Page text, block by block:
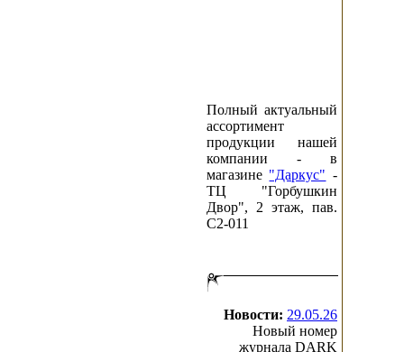
Полный актуальный
ассортимент
продукции нашей
компании - в
магазине "Даркус" -
ТЦ "Горбушкин
Двор", 2 этаж, пав.
C2-011
Новости: 29.05.26
Новый номер
журнала DARK